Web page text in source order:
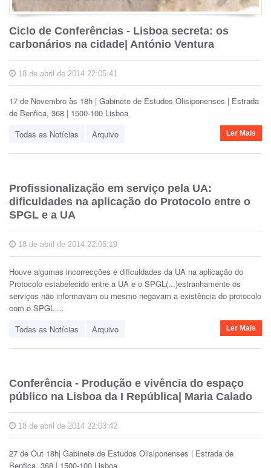
Ciclo de Conferências - Lisboa secreta: os
carbonários na cidade| António Ventura
18 de abril de 2014 22:05:41
17 de Novembro às 18h | Gabinete de Estudos Olisiponenses | Estrada
de Benfica, 368 | 1500-100 Lisboa
Todas as Notícias
Arquivo Ler Mais
Profissionalização em serviço pela UA:
dificuldades na aplicação do Protocolo entre o
SPGL e a UA
18 de abril de 2014 22:05:19
Houve algumas incorrecções e dificuldades da UA na aplicação do
Protocolo estabelecido entre a UA e o SPGL(...)estranhamente os
serviços não informavam ou mesmo negavam a existência do protocolo
com o SPGL ...
Todas as Notícias
Arquivo Ler Mais
Conferência - Produção e vivência do espaço
público na Lisboa da I República| Maria Calado
18 de abril de 2014 22:03:42
27 de Out 18h| Gabinete de Estudos Olisiponenses | Estrada de
Benfica, 368 | 1500-100 Lisboa